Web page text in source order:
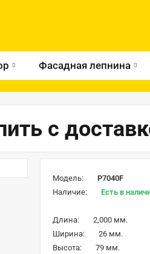
Фасадная лепнина
с
Модель:
P7040F
Наличие:
Есть в
Длина:
2,000 мм.
Ширина:
26 мм.
Высота:
79 мм.